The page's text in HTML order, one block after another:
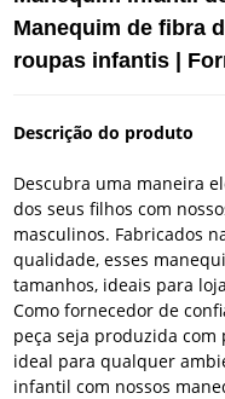
Manequim de fibra
roupas infantis |
Descrição do produto
Descubra uma maneira
dos seus filhos com
masculinos. Fabricados
qualidade, esses
tamanhos, ideais para
Como fornecedor de
peça seja produzida com
ideal para qualquer
infantil com nossos